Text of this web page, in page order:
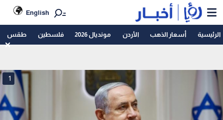
English
الرئيسية أسعار الذهب الأردن مونديال 2026 فلسطين طقس
1